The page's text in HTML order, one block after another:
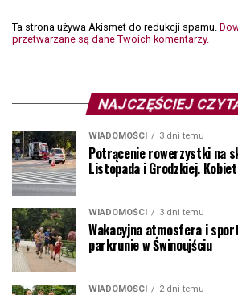
Ta strona używa Akismet do redukcji spamu.
przetwarzane są dane Twoich komentarzy.
NAJCZĘŚCIEJ
WIADOMOŚCI 3 dni temu
Potrącenie rowerzystki na
Listopada i Grodzkiej.
WIADOMOŚCI 3 dni temu
Wakacyjna atmosfera i
parkrunie w Świnoujściu
WIADOMOŚCI 2 dni temu